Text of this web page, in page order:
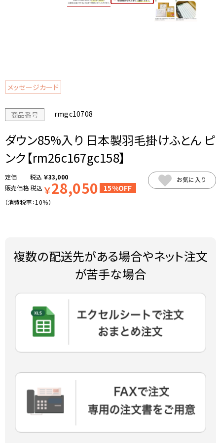
メッセージカード
商品番号 rmgc10708
ダウン85%入り 日本製羽毛掛けふとん ピ
ンク【rm26c167gc158】
税込 ￥33,000
販売価格税込 ￥28,050 15%OFF
（消費税率：10％）
お気に入り
複数の配送先がある場合やネット注文
が苦手な場合